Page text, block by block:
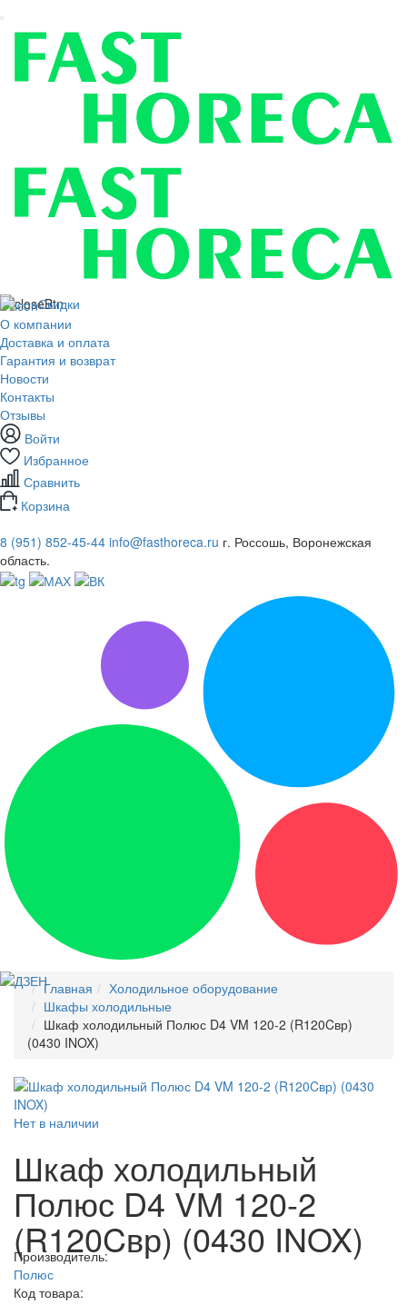
Скидки
О компании
Доставка и оплата
Гарантия и возврат
Новости
Контакты
Отзывы
Войти
Избранное
Сравнить
Корзина
8 (951) 852-45-44 info@fasthoreca.ru г. Россошь, Воронежская
область.
Главная
Холодильное оборудование
Шкафы холодильные
Шкаф холодильный Полюс D4 VM 120-2 (R120Cвр)
(0430 INOX)
Нет в наличии
Шкаф холодильный
Полюс D4 VM 120-2
(R120Cвр) (0430 INOX)
Производитель:
Полюс
Код товара: